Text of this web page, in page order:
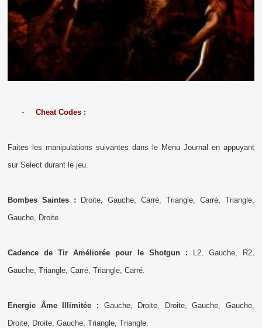
- Cheat Codes :
Faites les manipulations suivantes dans le Menu Journal en appuyant
sur Select durant le jeu.
Bombes Saintes : Droite, Gauche, Carré, Triangle, Carré, Triangle,
Gauche, Droite.
Cadence de Tir Améliorée pour le Shotgun : L2, Gauche, R2,
Gauche, Triangle, Carré, Triangle, Carré.
Energie Âme Illimitée : Gauche, Droite, Droite, Gauche, Gauche,
Droite, Droite, Gauche, Triangle, Triangle.